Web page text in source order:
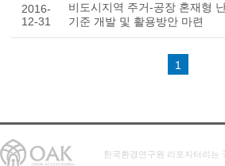
2016-
12-31
비도시지역 주거-공장 혼재형
기준 개발 및 활용방안 마련
1
한국환경연구원 리포지터리